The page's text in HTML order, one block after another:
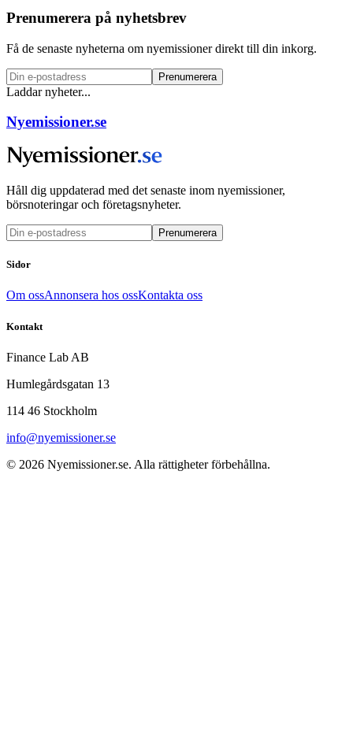
Prenumerera på nyhetsbrev
Få de senaste nyheterna om nyemissioner direkt till din inkorg.
Prenumerera
Laddar nyheter...
Nyemissioner.se
Håll dig uppdaterad med det senaste inom nyemissioner,
börsnoteringar och företagsnyheter.
Prenumerera
Sidor
Om ossAnnonsera hos ossKontakta oss
Kontakt
Finance Lab AB
Humlegårdsgatan 13
114 46 Stockholm
info@nyemissioner.se
© 2026 Nyemissioner.se. Alla rättigheter förbehållna.